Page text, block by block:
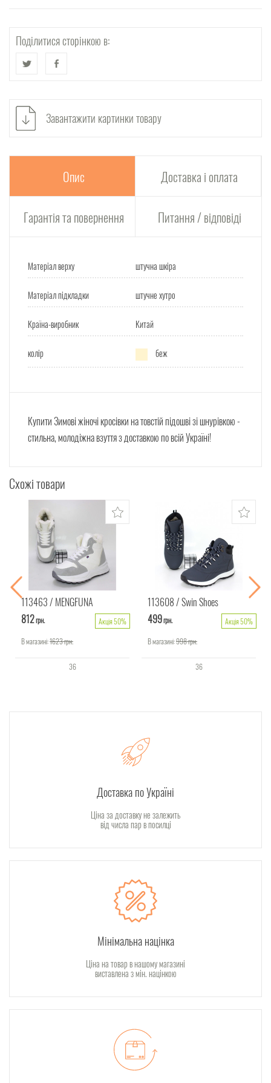
Поділитися сторінкою в:
Завантажити картинки товару
Опис Доставка і оплата
Гарантія та повернення Питання / відповіді
Матеріал верху штучна шкіра
Матеріал підкладки штучне хутро
Країна-виробник Китай
колір беж
Купити Зимові жіночі кросівки на товстій підошві зі шнурівкою-
стильна, молодіжна взуття з доставкою по всій Україні!
Схожі товари
113463 MENGFUNA
812грн.
Акція 50%
В магазині:1623грн.
36
113608 Swin Shoes
499грн.
Акція 50%
В магазині:998грн.
36
Доставка по Україні
Ціна за доставку не залежить
від числа пар в посилці
Мінімальна націнка
Ціна на товар в нашому магазині
виставлена з мін. націнкою